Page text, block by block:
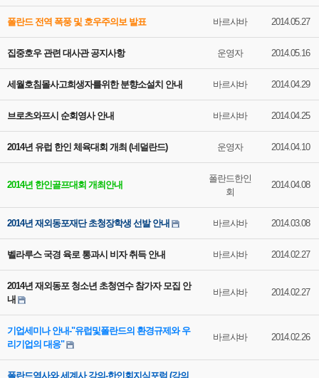
폴란드 전역 폭풍 및 호우주의보 발표 바르샤바 2014.05.27
집중호우 관련 대사관 공지사항 운영자 2014.05.16
세월호침몰사고희생자를위한 분향소설치 안내 바르샤바 2014.04.29
브로츠와프시 순회영사 안내 바르샤바 2014.04.25
2014년 유럽 한인 체육대회 개최 (네덜란드) 운영자 2014.04.10
2014년 한인골프대회 개최안내
폴란드한인
회
2014.04.08
2014년 재외동포재단 초청장학생 선발 안내 바르샤바 2014.03.08
벨라루스 국경 육로 통과시 비자 취득 안내 바르샤바 2014.02.27
2014년 재외동포 청소년 초청연수 참가자 모집 안
내
바르샤바 2014.02.27
기업세미나 안내-"유럽및폴란드의 환경규제와 우
리기업의 대응"
바르샤바 2014.02.26
폴란드역사와 세계사 강의-한인회지식포럼 (강의